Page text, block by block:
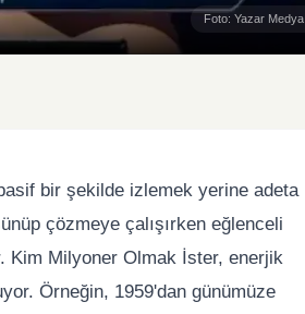
Foto: Yazar Medya
bir şekilde izlemek yerine adeta
çözmeye çalışırken eğlenceli
Kim Milyoner Olmak İster, enerjik
Örneğin, 1959'dan günümüze